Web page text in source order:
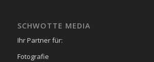
SCHWOTTE MEDIA
Ihr Partner für:
Fotografie